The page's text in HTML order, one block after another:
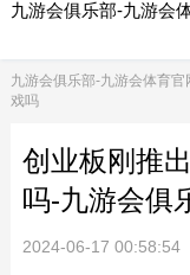
九游会俱乐部-九游会
九游会俱乐部-九游会体育官
戏吗
创业板刚推
吗-九游会俱
2024-06-17 00:58:54